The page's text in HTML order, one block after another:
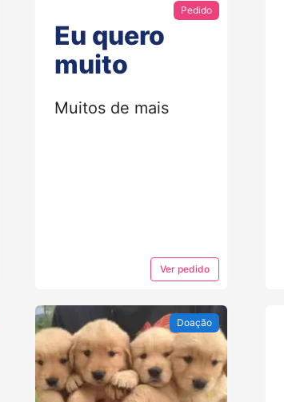
Pedido
Eu quero
muito
Muitos de mais
Ver pedido
Doação